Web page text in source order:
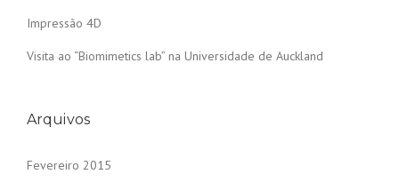
Impressão 4D
Visita ao “Biomimetics lab” na Universidade de Auckland
Arquivos
Fevereiro 2015